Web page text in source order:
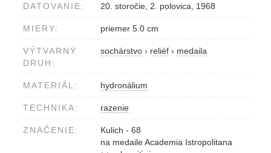
DATOVANIE: 20. storočie, 2. polovica, 1968
MIERY: priemer 5.0 cm
VÝTVARNÝ
DRUH:
sochárstvo › reliéf › medaila
MATERIÁL: hydronálium
TECHNIKA: razenie
ZNAČENIE:
Kulich - 68
na medaile Academia Istropolitana